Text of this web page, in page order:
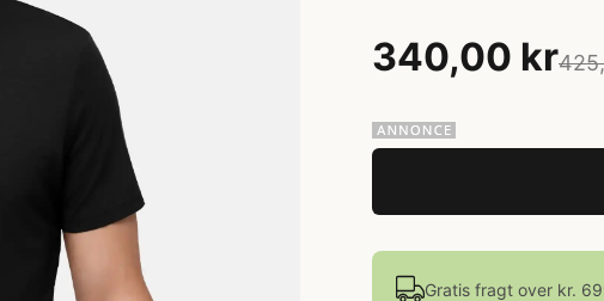
340,00 kr
Gratis fragt over kr.